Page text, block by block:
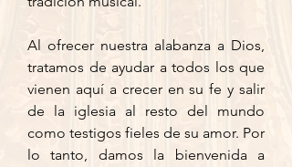
Al ofrecer nuestra alabanza a Dios,
tratamos de ayudar a todos los que
vienen aquí a crecer en su fe y salir
de la iglesia al resto del mundo
como testigos fieles de su amor. Por
lo tanto, damos la bienvenida a